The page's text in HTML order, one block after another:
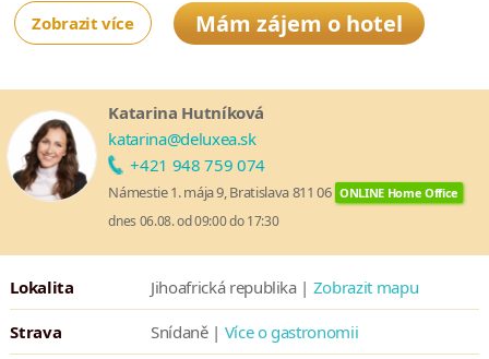
hotelovým someliérem, aby dokonale podtrhla každý chod.
Čekají na vás rovněž lázně, posilovna a bazén, odkud je nádherný
elegancí a luxusem, ovšem stejně tak péčí o místní komunitu.
Aktivně se totiž zapojuje do několika sociálních projektů a
dobročinných organizací.
Zobrazit více Mám zájem o hotel
Katarina Hutníková
katarina@deluxea.sk
+421 948 759 074
Námestie 1. mája 9, Bratislava 811 06 ONLINE Home Office
dnes 06.08. od 09:00 do 17:30
Lokalita Jihoafrická republika | Zobrazit mapu
Strava Snídaně | Více o gastronomii